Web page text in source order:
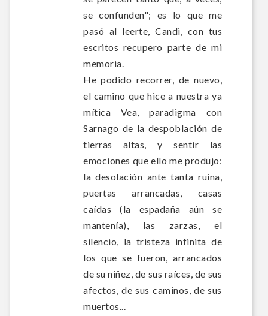
se confunden"; es lo que me
pasó al leerte, Candi, con tus
escritos recupero parte de mi
memoria.
He podido recorrer, de nuevo,
el camino que hice a nuestra ya
mítica Vea, paradigma con
Sarnago de la despoblación de
tierras altas, y sentir las
emociones que ello me produjo:
la desolación ante tanta ruina,
puertas arrancadas, casas
caídas (la espadaña aún se
mantenía), las zarzas, el
silencio, la tristeza infinita de
los que se fueron, arrancados
de su niñez, de sus raíces, de sus
afectos, de sus caminos, de sus
muertos...